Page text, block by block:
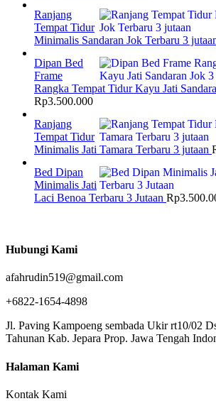
Ranjang
Tempat Tidur
Minimalis Sandaran Jok Terbaru 3
Dipan Bed
Frame
Rangka Tempat Tidur Kayu Jati
Rp3.500.000
Ranjang
Tempat Tidur
Minimalis Jati Tamara Terbaru 3 jutaan
Bed Dipan
Minimalis Jati
Laci Benoa Terbaru 3 Jutaan Rp
Hubungi Kami
afahrudin519@gmail.com
+6822-1654-4898
Jl. Paving Kampoeng sembada Ukir rt10/02
Tahunan Kab. Jepara Prop. Jawa Tengah
Halaman Kami
Kontak Kami